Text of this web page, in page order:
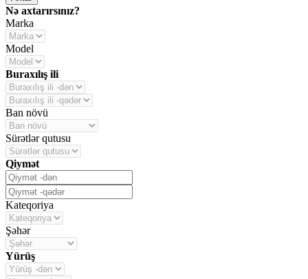
Nə axtarırsınız?
Marka
Model
Buraxılış ili
Ban növü
Sürətlər qutusu
Qiymət
Kateqoriya
Şəhər
Yürüş